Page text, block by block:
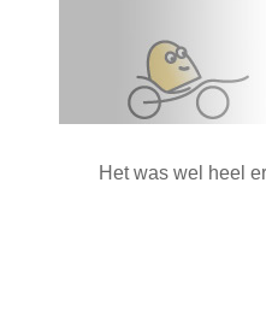
Het was wel heel